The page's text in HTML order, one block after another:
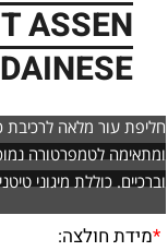
ASSEN
DAINESE חליפה מלאה
חליפת עור מלאה לרכיבת
ומתאימה לטמפרטורה
וברכיים. כוללת מיגוני
*מידת חולצה: